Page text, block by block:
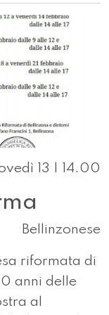
13 | 14.00
Bellinzonese
riformata di
anni delle
al